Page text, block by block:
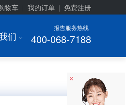
物车 我的订单 免费注册
报告服务热线
400-068-7188
们 I
×